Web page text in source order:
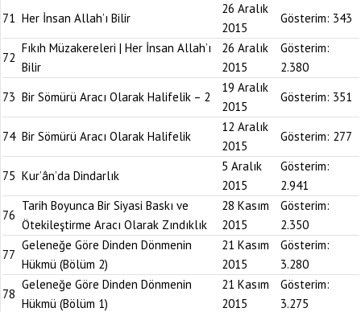
71 Her İnsan Allah’ı Bilir
26 Aralık
2015
Gösterim: 343
72
Fıkıh Müzakereleri | Her İnsan Allah’ı
Bilir
26 Aralık
2015
Gösterim:
2.380
73 Bir Sömürü Aracı Olarak Halifelik – 2
19 Aralık
2015
Gösterim: 351
74 Bir Sömürü Aracı Olarak Halifelik
12 Aralık
2015
Gösterim: 277
75 Kur’ân’da Dindarlık
5 Aralık
2015
Gösterim:
2.941
76
Tarih Boyunca Bir Siyasi Baskı ve
Ötekileştirme Aracı Olarak Zındıklık
28 Kasım
2015
Gösterim:
2.350
77
Geleneğe Göre Dinden Dönmenin
Hükmü (Bölüm 2)
21 Kasım
2015
Gösterim:
3.280
78
Geleneğe Göre Dinden Dönmenin
Hükmü (Bölüm 1)
21 Kasım
2015
Gösterim:
3.275